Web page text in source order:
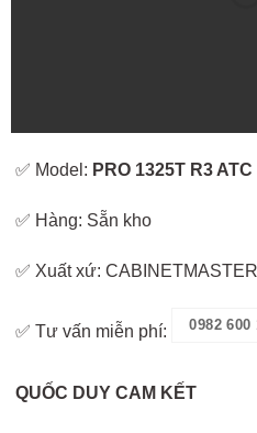
✅ Model: PRO 1325T R3 ATC
✅ Hàng: Sẵn kho
✅ Xuất xứ: CABINETMASTER
✅ Tư vấn miễn phí: 0982 600
QUỐC DUY CAM KẾT